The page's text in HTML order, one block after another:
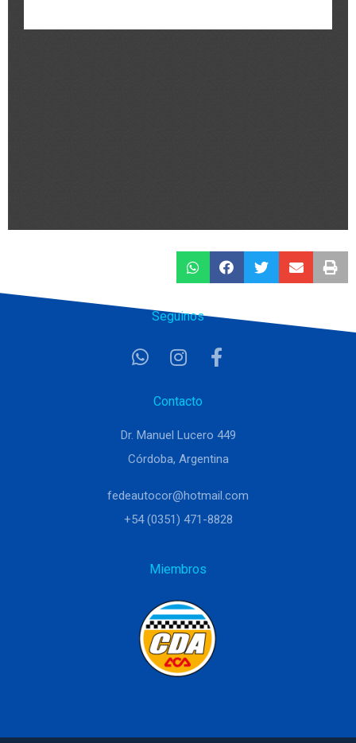
Seguinos
Contacto
Dr. Manuel Lucero 449
Córdoba, Argentina
fedeautocor@hotmail.com
+54 (0351) 471-8828
Miembros